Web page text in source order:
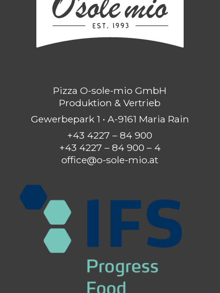
Pizza O-sole-mio GmbH
Produktion & Vertrieb
Gewerbepark 1 • A-9161 Maria Rain
+43 4227 – 84 900
+43 4227 – 84 900 – 4
office@o-sole-mio.at